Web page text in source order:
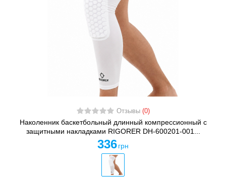
Отзывы (0)
Наколенник баскетбольный длинный компрессионный с
защитными накладками RIGORER DH-600201-001...
336 грн